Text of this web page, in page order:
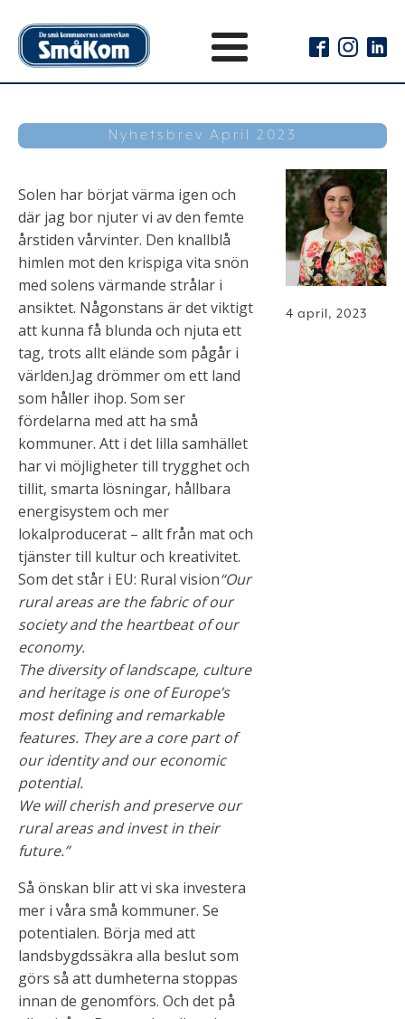
Nyhetsbrev April 2023
Solen har börjat värma igen och
där jag bor njuter vi av den femte
årstiden vårvinter. Den knallblå
himlen mot den krispiga vita snön
med solens värmande strålar i
ansiktet. Någonstans är det viktigt
att kunna få blunda och njuta ett
tag, trots allt elände som pågår i
världen.Jag drömmer om ett land
som håller ihop. Som ser
fördelarna med att ha små
kommuner. Att i det lilla samhället
har vi möjligheter till trygghet och
tillit, smarta lösningar, hållbara
energisystem och mer
lokalproducerat – allt från mat och
tjänster till kultur och kreativitet.
Som det står i EU: Rural vision“Our
rural areas are the fabric of our
society and the heartbeat of our
economy.
The diversity of landscape, culture
and heritage is one of Europe’s
most defining and remarkable
features. They are a core part of
our identity and our economic
potential.
We will cherish and preserve our
rural areas and invest in their
future.”
Så önskan blir att vi ska investera
mer i våra små kommuner. Se
potentialen. Börja med att
landsbygdssäkra alla beslut som
görs så att dumheterna stoppas
innan de genomförs. Och det på
4 april, 2023